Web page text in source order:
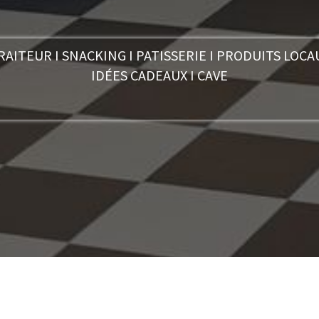
I SNACKING I PATISSERIE I PRODUITS
IDÉES CADEAUX I CAVE